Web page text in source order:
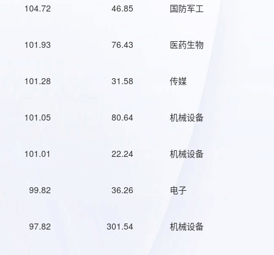
104.72 46.85 国防军工
101.93 76.43 医药生物
101.28 31.58 传媒
101.05 80.64 机械设备
101.01 22.24 机械设备
99.82 36.26 电子
97.82 301.54 机械设备